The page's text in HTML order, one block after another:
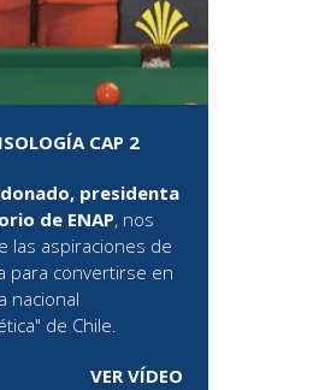
CAP 2
presidenta
de ENAP, nos
las aspiraciones de
para convertirse en
nacional
de Chile.
VER VÍDEO